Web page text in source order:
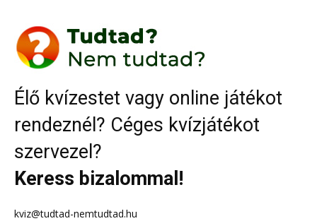
Élő kvízestet vagy online játékot
rendeznél? Céges kvízjátékot
szervezel?
Keress bizalommal!
kviz@tudtad-nemtudtad.hu